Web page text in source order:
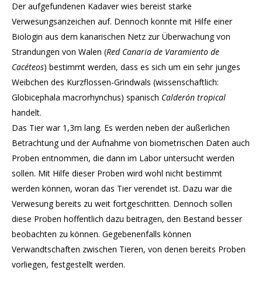
Der aufgefundenen Kadaver wies bereist starke
Verwesungsanzeichen auf. Dennoch konnte mit Hilfe einer
Biologin aus dem kanarischen Netz zur Überwachung von
Strandungen von Walen (Red Canaria de Varamiento de
Cacéteos) bestimmt werden, dass es sich um ein sehr junges
Weibchen des Kurzflossen-Grindwals (wissenschaftlich:
Globicephala macrorhynchus) spanisch Calderón tropical
handelt.
Das Tier war 1,3m lang. Es werden neben der äußerlichen
Betrachtung und der Aufnahme von biometrischen Daten auch
Proben entnommen, die dann im Labor untersucht werden
sollen. Mit Hilfe dieser Proben wird wohl nicht bestimmt
werden können, woran das Tier verendet ist. Dazu war die
Verwesung bereits zu weit fortgeschritten. Dennoch sollen
diese Proben hoffentlich dazu beitragen, den Bestand besser
beobachten zu können. Gegebenenfalls können
Verwandtschaften zwischen Tieren, von denen bereits Proben
vorliegen, festgestellt werden.